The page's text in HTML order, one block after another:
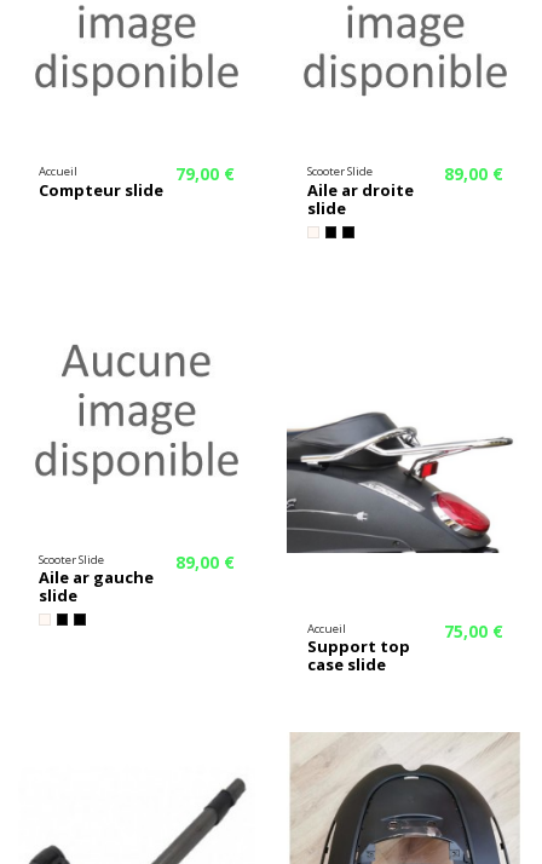
Accueil
Compteur slide
79,00 € Scooter Slide
Aile ar droite
slide
89,00 €
Scooter Slide
Aile ar gauche
slide
89,00 €
Accueil
Support top
case slide
75,00 €